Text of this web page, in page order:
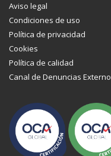
Aviso legal
Condiciones de uso
Política de privacidad
Cookies
Política de calidad
Canal de Denuncias Externo